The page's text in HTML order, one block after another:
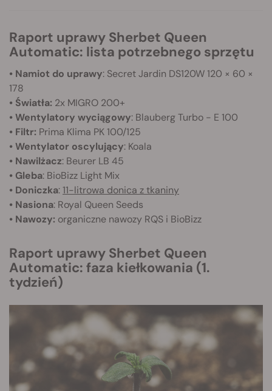
Raport uprawy Sherbet Queen
Automatic: lista potrzebnego sprzętu
• Namiot do uprawy: Secret Jardin DS120W 120 × 60 ×
178
• Światła: 2x MIGRO 200+
• Wentylatory wyciągowy: Blauberg Turbo - E 100
• Filtr: Prima Klima PK 100/125
• Wentylator oscylujący: Koala
• Nawilżacz: Beurer LB 45
• Gleba: BioBizz Light Mix
• Doniczka:11-litrowa donica z tkaniny
• Nasiona: Royal Queen Seeds
• Nawozy: organiczne nawozy RQS i BioBizz
Raport uprawy Sherbet Queen
Automatic: faza kiełkowania (1.
tydzień)